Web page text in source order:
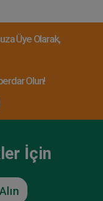
Üye Olarak,
Olun!
İçin